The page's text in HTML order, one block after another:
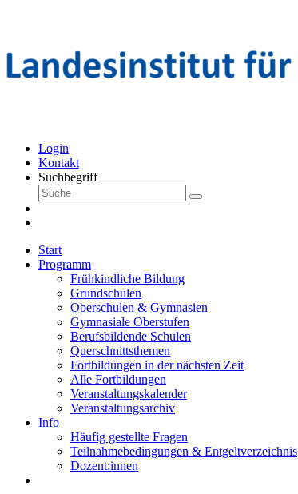
Login
Kontakt
Suchbegriff
Start
Programm
Frühkindliche Bildung
Grundschulen
Oberschulen & Gymnasien
Gymnasiale Oberstufen
Berufsbildende Schulen
Querschnittsthemen
Fortbildungen in der nächsten Zeit
Alle Fortbildungen
Veranstaltungskalender
Veranstaltungsarchiv
Info
Häufig gestellte Fragen
Teilnahmebedingungen & Entgeltverzeichnis
Dozent:innen